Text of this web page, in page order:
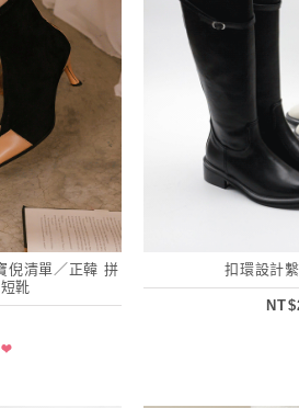
倪清單／正韓 拼
靴
扣環設計